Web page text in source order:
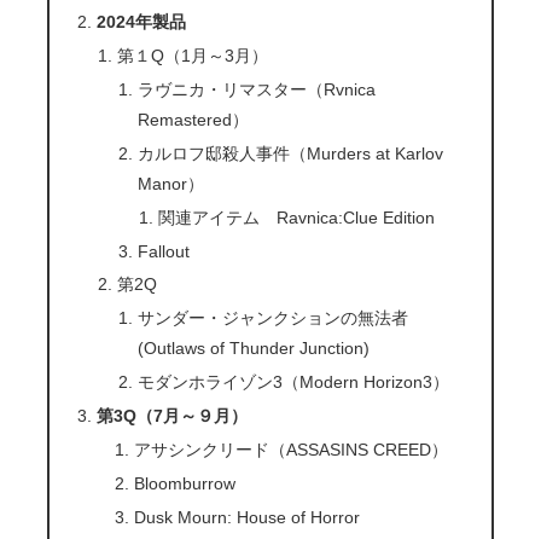
2024年製品
第１Q（1月～3月）
ラヴニカ・リマスター（Rvnica
Remastered）
カルロフ邸殺人事件（Murders at Karlov
Manor）
関連アイテム Ravnica:Clue Edition
Fallout
第2Q
サンダー・ジャンクションの無法者
(Outlaws of Thunder Junction)
モダンホライゾン3（Modern Horizon3）
第3Q（7月～９月）
アサシンクリード（ASSASINS CREED）
Bloomburrow
Dusk Mourn: House of Horror